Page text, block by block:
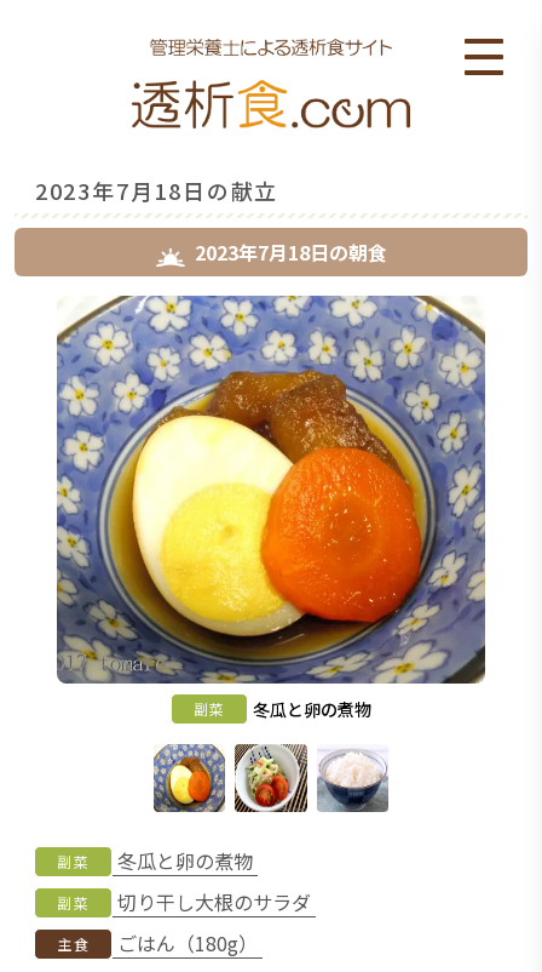
2023年7月18日の献立
2023年7月18日の朝食
副菜 冬瓜と卵の煮物
副菜 冬瓜と卵の煮物
副菜 切り干し大根のサラダ
主食 ごはん（180g）